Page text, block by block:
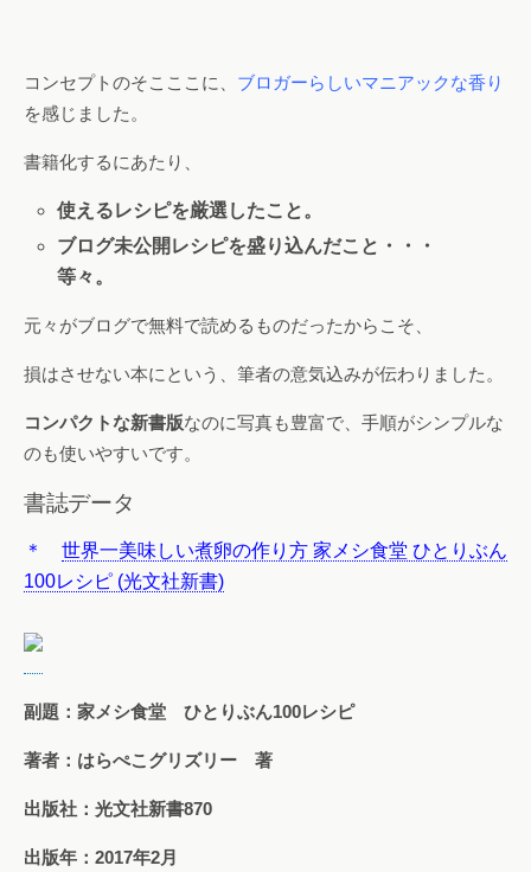
コンセプトのそこここに、 ブロガーらしいマニアックな香り
を感じました。
書籍化するにあたり、
使えるレシピを厳選したこと。
ブログ未公開レシピを盛り込んだこと・・・
等々。
元々がブログで無料で読めるものだったからこそ、
損はさせない本にという、筆者の意気込みが伝わりました。
コンパクトな新書版なのに写真も豊富で、手順がシンプルな
のも使いやすいです。
書誌データ
＊ 世界一美味しい煮卵の作り方 家メシ食堂 ひとりぶん
100レシピ (光文社新書)
副題：家メシ食堂 ひとりぶん100レシピ
著者：はらぺこグリズリー 著
出版社：光文社新書870
出版年：2017年2月